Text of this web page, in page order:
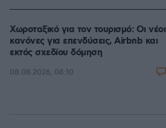
Χωροταξικό για τον τουρισμό: Οι νέοι
κανόνες για επενδύσεις, Airbnb και
εκτός σχεδίου δόμηση
08.08.2026, 08:10